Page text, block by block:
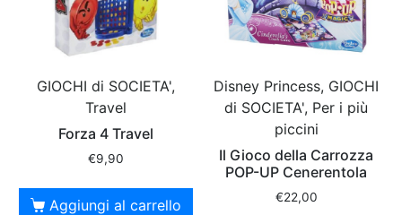
GIOCHI di SOCIETA',
Travel
Forza 4 Travel
€9,90
Aggiungi al carrello
Disney Princess, GIOCHI
di SOCIETA', Per i più
piccini
Il Gioco della Carrozza
POP-UP Cenerentola
€22,00